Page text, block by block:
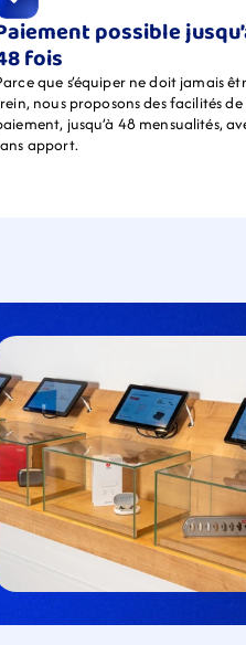
possible
fois
que s’équiper ne doit jamais
nous proposons des facilités de
jusqu’à 48 mensualités,
apport.